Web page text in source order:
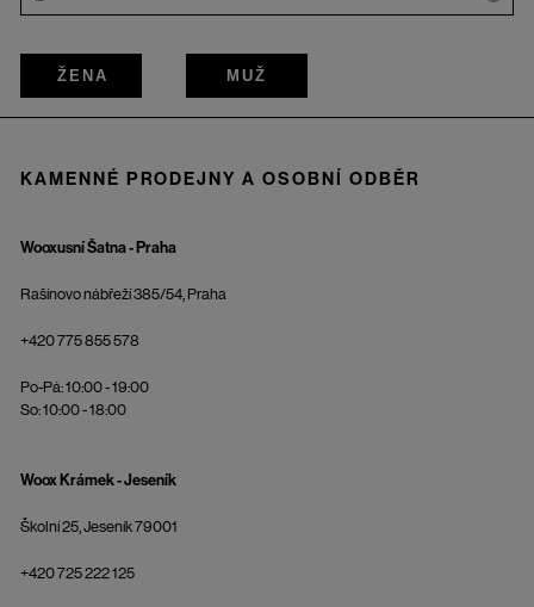
ŽENA MUŽ
KAMENNÉ PRODEJNY A OSOBNÍ ODBĚR
Wooxusní Šatna - Praha
Rašínovo nábřeží 385/54, Praha
+420 775 855 578
Po-Pá: 10:00 - 19:00
So: 10:00 - 18:00
Woox Krámek - Jeseník
Školní 25, Jeseník 79001
+420 725 222 125